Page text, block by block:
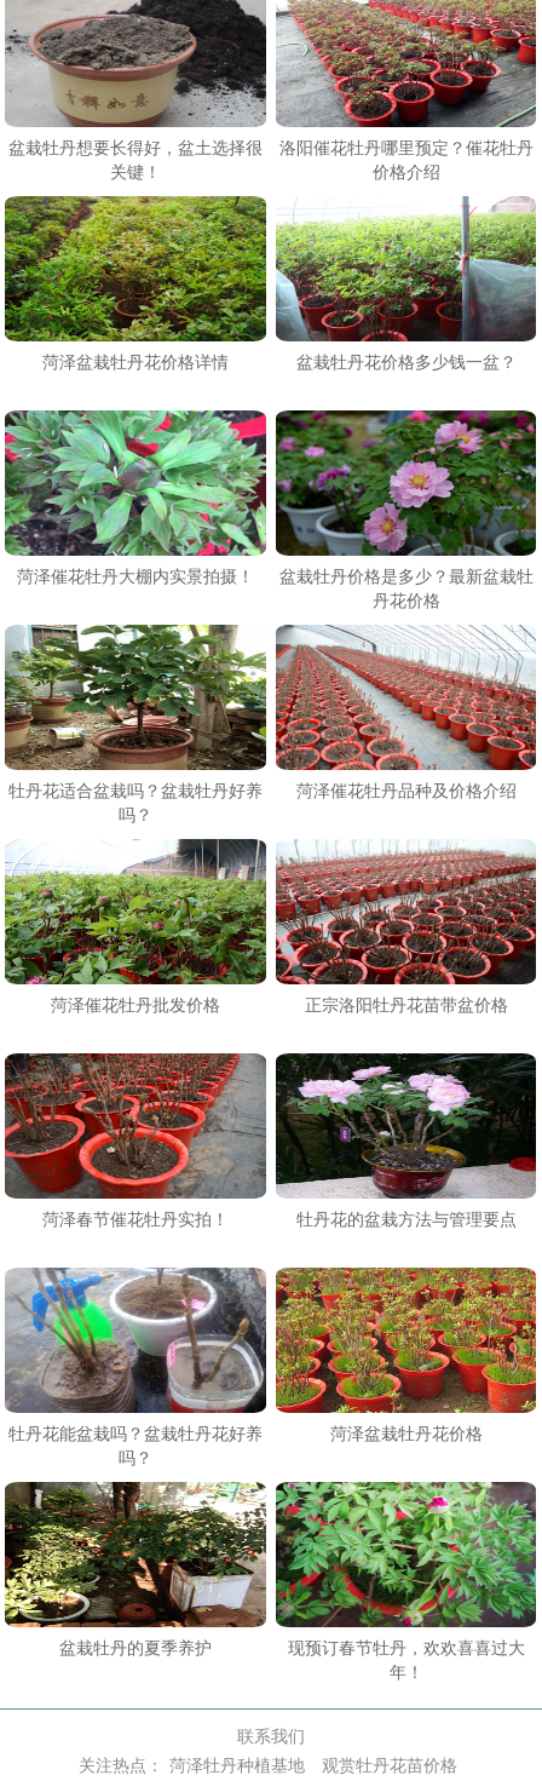
盆栽牡丹想要长得好，盆土选择很
关键！
洛阳催花牡丹哪里预定？催花牡丹
价格介绍
菏泽盆栽牡丹花价格详情 盆栽牡丹花价格多少钱一盆？
菏泽催花牡丹大棚内实景拍摄！
盆栽牡丹价格是多少？最新盆栽牡
丹花价格
牡丹花适合盆栽吗？盆栽牡丹好养
吗？
菏泽催花牡丹品种及价格介绍
菏泽催花牡丹批发价格 正宗洛阳牡丹花苗带盆价格
菏泽春节催花牡丹实拍！ 牡丹花的盆栽方法与管理要点
牡丹花能盆栽吗？盆栽牡丹花好养
吗？
菏泽盆栽牡丹花价格
盆栽牡丹的夏季养护
现预订春节牡丹，欢欢喜喜过大
年！
联系我们
关注热点：
菏泽牡丹种植基地 观赏牡丹花苗价格